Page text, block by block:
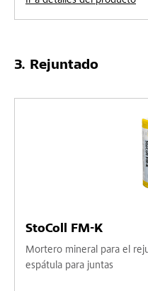
Rejuntado
StoColl FM-K
Mortero mineral para el
espátula para juntas